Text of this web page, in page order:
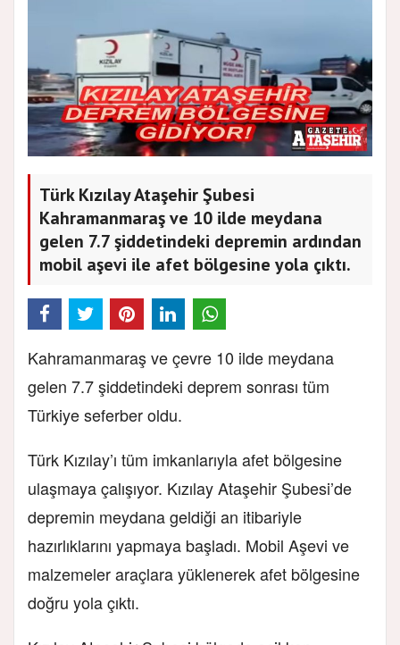
Türk Kızılay Ataşehir Şubesi
Kahramanmaraş ve 10 ilde meydana
gelen 7.7 şiddetindeki depremin ardından
mobil aşevi ile afet bölgesine yola çıktı.
Kahramanmaraş ve çevre 10 ilde meydana
gelen 7.7 şiddetindeki deprem sonrası tüm
Türkiye seferber oldu.
Türk Kızılay’ı tüm imkanlarıyla afet bölgesine
ulaşmaya çalışıyor. Kızılay Ataşehir Şubesi’de
depremin meydana geldiği an itibariyle
hazırlıklarını yapmaya başladı. Mobil Aşevi ve
malzemeler araçlara yüklenerek afet bölgesine
doğru yola çıktı.